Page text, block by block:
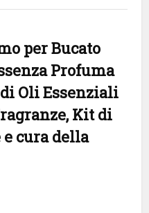
per Bucato
Profuma
Oli Essenziali
Kit di
e cura della